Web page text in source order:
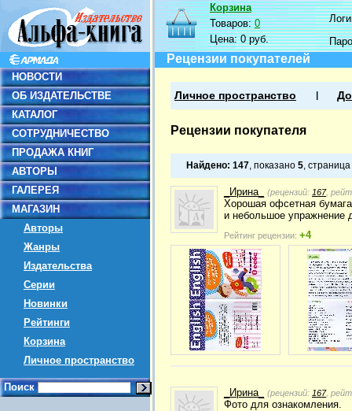
НОВОСТИ
ОБ ИЗДАТЕЛЬСТВЕ
КАТАЛОГ
СОТРУДНИЧЕСТВО
ПРОДАЖА КНИГ
АВТОРЫ
ГАЛЕРЕЯ
МАГАЗИН
Авторы
Жанры
Издательства
Серии
Новинки
Рейтинги
Корзина
Личное пространство
Поиск
Корзина
Товаров:0
Цена:0 руб.
Рецензии покупателей
Личное пространство
Рецензии покупателя
Найдено: 147, показано 5, страница
_Ирина_ (рецензий: 167,
Хорошая офсетная
и небольшое упражнение
Рейтинг рецензии: +4
_Ирина_ (рецензий: 167,
Фото для ознакомления.